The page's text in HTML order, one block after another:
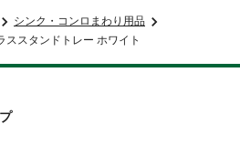
シンク・コンロまわり用品
ススタンドトレー ホワイト